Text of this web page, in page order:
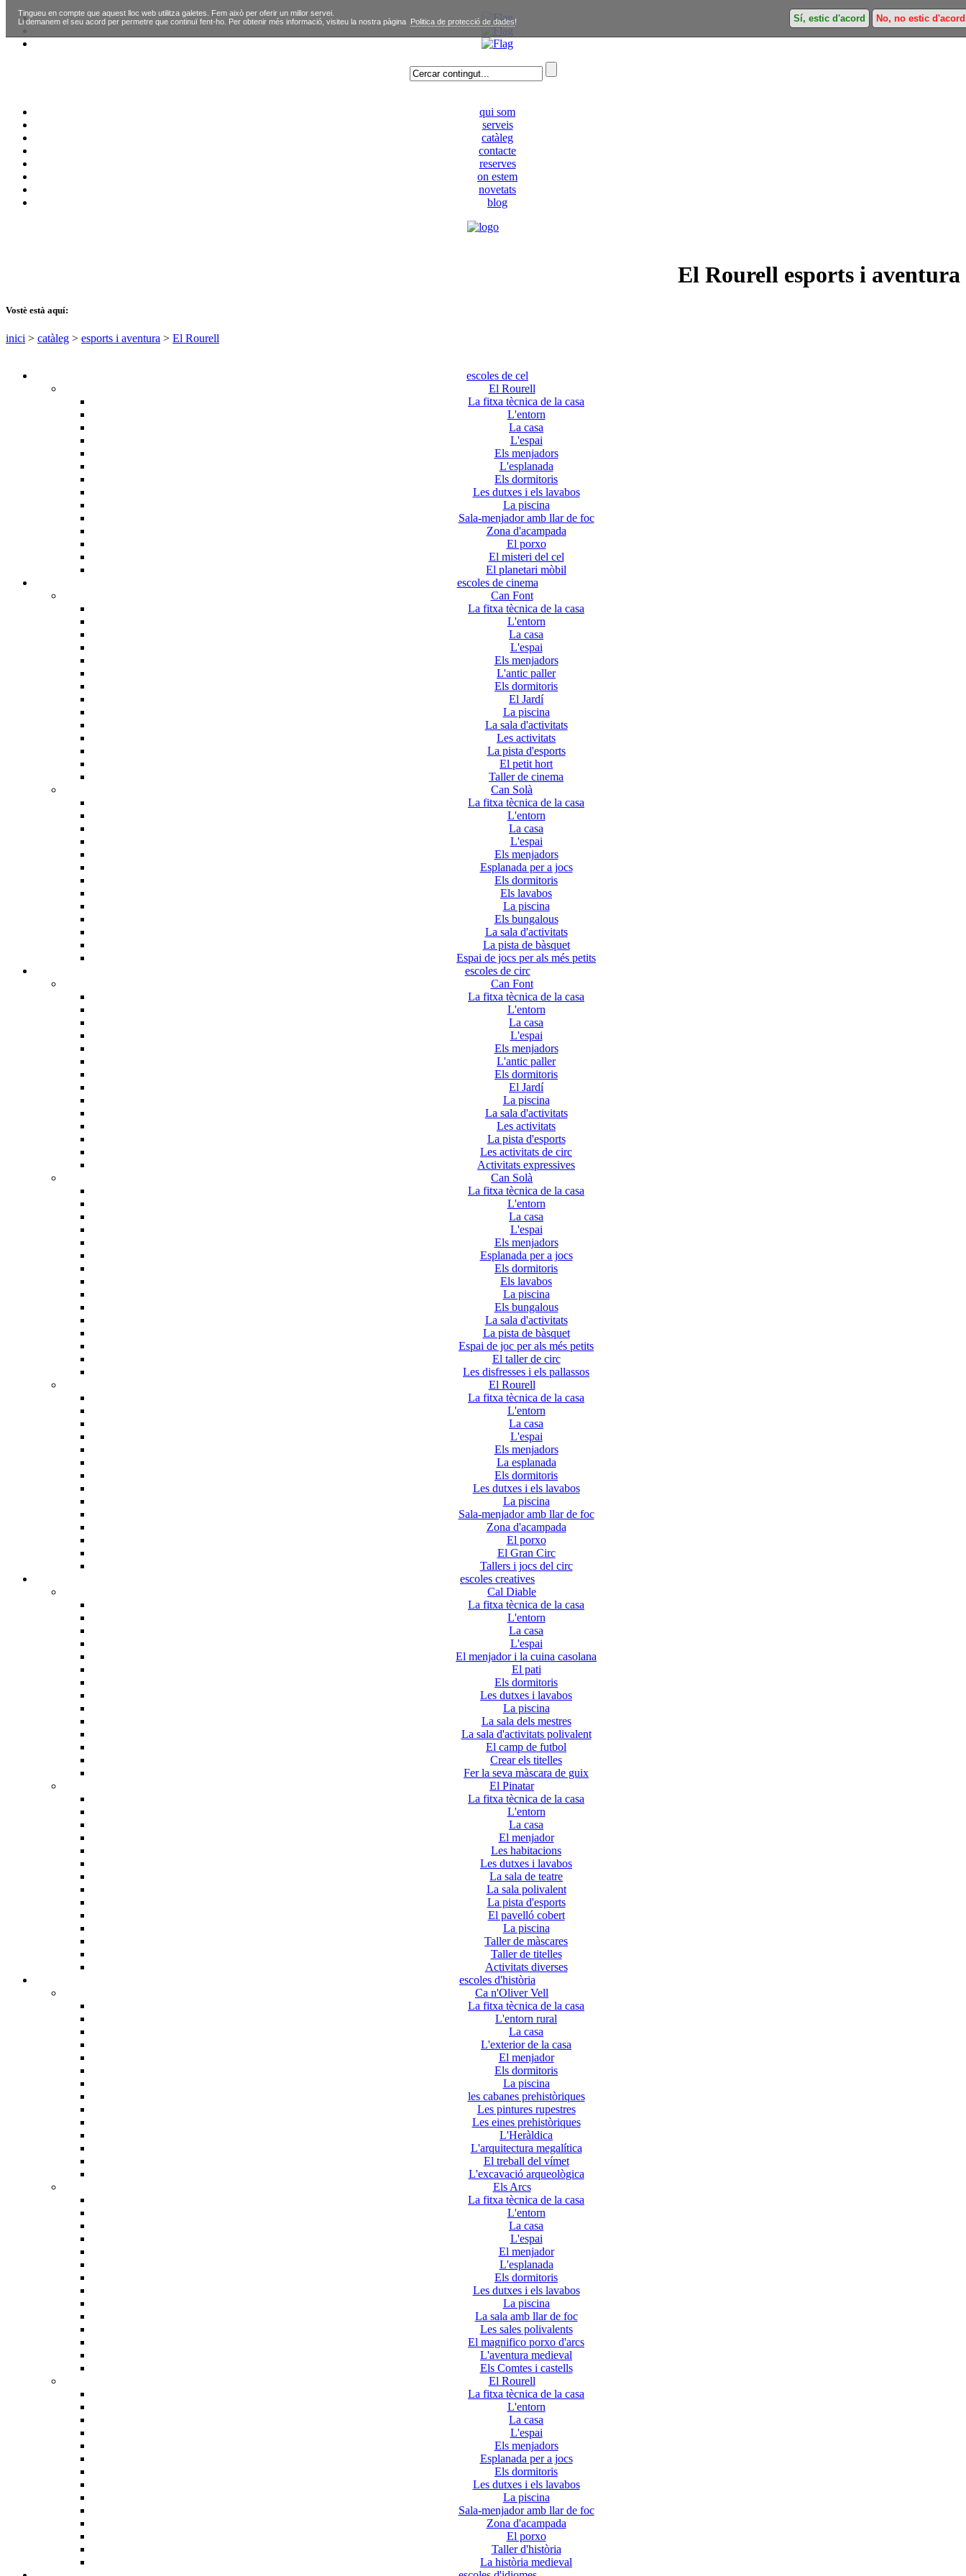
Tingueu en compte que aquest lloc web utilitza galetes. Fem això per oferir un millor servei.
Li demanem el seu acord per permetre que continuï fent-ho. Per obtenir més informació, visiteu la nostra pàgina Politica de protecció de dades! Sí, estic d'acord No, no estic d'acord
qui som
serveis
catàleg
contacte
reserves
on estem
novetats
blog
El Rourell esports i aventura
Vostè està aquí:
inici > catàleg > esports i aventura > El Rourell
escoles de cel
El Rourell
La fitxa tècnica de la casa
L'entorn
La casa
L'espai
Els menjadors
L'esplanada
Els dormitoris
Les dutxes i els lavabos
La piscina
Sala-menjador amb llar de foc
Zona d'acampada
El porxo
El misteri del cel
El planetari mòbil
escoles de cinema
Can Font
La fitxa tècnica de la casa
L'entorn
La casa
L'espai
Els menjadors
L'antic paller
Els dormitoris
El Jardí
La piscina
La sala d'activitats
Les activitats
La pista d'esports
El petit hort
Taller de cinema
Can Solà
La fitxa tècnica de la casa
L'entorn
La casa
L'espai
Els menjadors
Esplanada per a jocs
Els dormitoris
Els lavabos
La piscina
Els bungalous
La sala d'activitats
La pista de bàsquet
Espai de jocs per als més petits
escoles de circ
Can Font
La fitxa tècnica de la casa
L'entorn
La casa
L'espai
Els menjadors
L'antic paller
Els dormitoris
El Jardí
La piscina
La sala d'activitats
Les activitats
La pista d'esports
Les activitats de circ
Activitats expressives
Can Solà
La fitxa tècnica de la casa
L'entorn
La casa
L'espai
Els menjadors
Esplanada per a jocs
Els dormitoris
Els lavabos
La piscina
Els bungalous
La sala d'activitats
La pista de bàsquet
Espai de joc per als més petits
El taller de circ
Les disfresses i els pallassos
El Rourell
La fitxa tècnica de la casa
L'entorn
La casa
L'espai
Els menjadors
La esplanada
Els dormitoris
Les dutxes i els lavabos
La piscina
Sala-menjador amb llar de foc
Zona d'acampada
El porxo
El Gran Circ
Tallers i jocs del circ
escoles creatives
Cal Diable
La fitxa tècnica de la casa
L'entorn
La casa
L'espai
El menjador i la cuina casolana
El pati
Els dormitoris
Les dutxes i lavabos
La piscina
La sala dels mestres
La sala d'activitats polivalent
El camp de futbol
Crear els titelles
Fer la seva màscara de guix
El Pinatar
La fitxa tècnica de la casa
L'entorn
La casa
El menjador
Les habitacions
Les dutxes i lavabos
La sala de teatre
La sala polivalent
La pista d'esports
El pavelló cobert
La piscina
Taller de màscares
Taller de titelles
Activitats diverses
escoles d'història
Ca n'Oliver Vell
La fitxa tècnica de la casa
L'entorn rural
La casa
L'exterior de la casa
El menjador
Els dormitoris
La piscina
les cabanes prehistòriques
Les pintures rupestres
Les eines prehistòriques
L'Heràldica
L'arquitectura megalítica
El treball del vímet
L'excavació arqueològica
Els Arcs
La fitxa tècnica de la casa
L'entorn
La casa
L'espai
El menjador
L'esplanada
Els dormitoris
Les dutxes i els lavabos
La piscina
La sala amb llar de foc
Les sales polivalents
El magnifico porxo d'arcs
L'aventura medieval
Els Comtes i castells
El Rourell
La fitxa tècnica de la casa
L'entorn
La casa
L'espai
Els menjadors
Esplanada per a jocs
Els dormitoris
Les dutxes i els lavabos
La piscina
Sala-menjador amb llar de foc
Zona d'acampada
El porxo
Taller d'història
La història medieval